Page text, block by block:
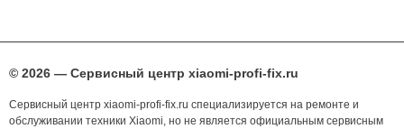
© 2026 — Сервисный центр xiaomi-profi-fix.ru
Сервисный центр xiaomi-profi-fix.ru специализируется на ремонте и
обслуживании техники Xiaomi, но не является официальным сервисным